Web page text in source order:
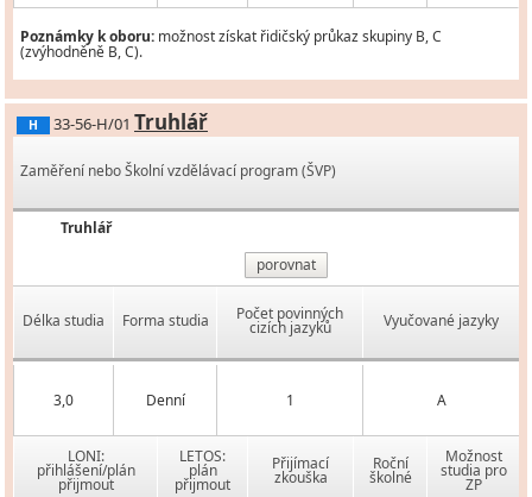
Poznámky k oboru: možnost získat řidičský průkaz skupiny B, C
(zvýhodněně B, C).
H 33-56-H/01 Truhlář
Zaměření nebo Školní vzdělávací program (ŠVP)
Truhlář
porovnat
Délka studia Forma studia Počet povinných
cizích jazyků Vyučované jazyky
3,0 Denní 1 A
LONI:
přihlášení/plán
přijmout
LETOS:
plán
přijmout
Přijímací
zkouška
Roční
školné
Možnost
studia pro
ZP